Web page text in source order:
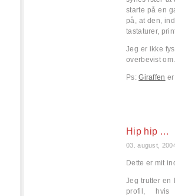
starte på en
på, at den,
tastaturer,
Jeg er ikke
overbevist om.
Ps:Giraffen
Hip hip …
03. august,
Dette er mit
Jeg trutter
profil,